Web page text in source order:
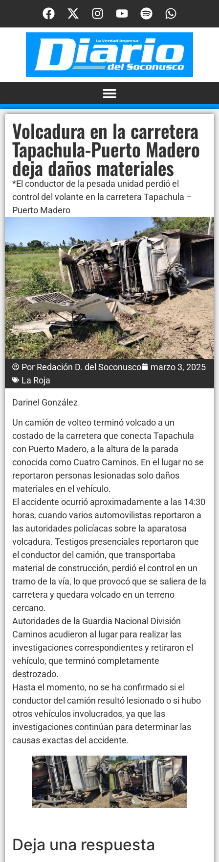
Volcadura en la carretera
Tapachula-Puerto Madero
deja daños materiales
*El conductor de la pesada unidad perdió el
control del volante en la carretera Tapachula –
Puerto Madero
Por Redación D. del Soconusco
marzo 3, 2025
La Roja
Darinel González
Un camión de volteo terminó volcado a un
costado de la carretera que conecta Tapachula
con Puerto Madero, a la altura de la parada
conocida como Cuatro Caminos. En el lugar no se
reportaron personas lesionadas solo daños
materiales en el vehículo.
El accidente ocurrió aproximadamente a las 14:30
horas, cuando varios automovilistas reportaron a
las autoridades policíacas sobre la aparatosa
volcadura. Testigos presenciales reportaron que
el conductor del camión, que transportaba
material de construcción, perdió el control en un
tramo de la vía, lo que provocó que se saliera de la
carretera y quedara volcado en un terreno
cercano.
Autoridades de la Guardia Nacional División
Caminos acudieron al lugar para realizar las
investigaciones correspondientes y retiraron el
vehículo, que terminó completamente
destrozado.
Hasta el momento, no se ha confirmado si el
conductor del camión resultó lesionado o si hubo
otros vehículos involucrados, ya que las
investigaciones continúan para determinar las
causas exactas del accidente.
Deja una respuesta